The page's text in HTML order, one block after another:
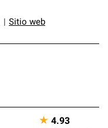
Sitio web
★ 4.93